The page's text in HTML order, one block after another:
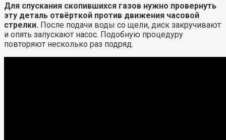
Для спускания скопившихся газов нужно провернуть
эту деталь отвёрткой против движения часовой
стрелки. После подачи воды со щели, диск закручивают
и опять запускают насос. Подобную процедуру
повторяют несколько раз подряд.